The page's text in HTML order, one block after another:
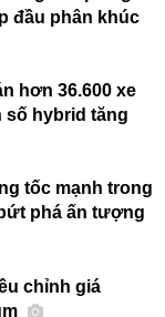
đầu phân khúc
hơn 36.600 xe
số hybrid tăng
tốc mạnh trong
phá ấn tượng
chỉnh giá